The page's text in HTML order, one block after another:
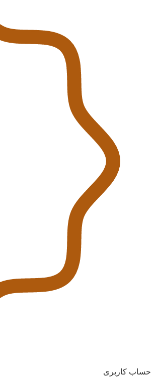
حساب کاربری